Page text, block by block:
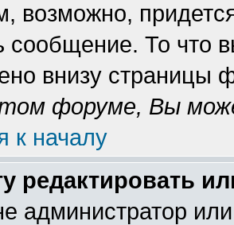
возможно,
сообщение. То что
внизу страницы
форуме, Вы
к началу
редактировать
администратор